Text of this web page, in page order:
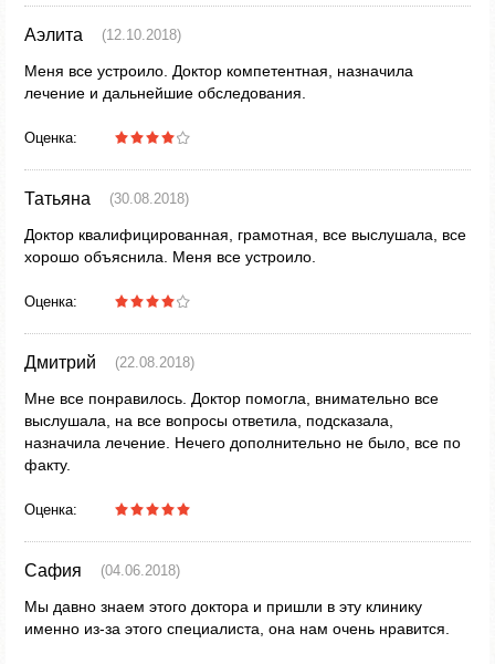
Аэлита (12.10.2018)
Меня все устроило. Доктор компетентная, назначила
лечение и дальнейшие обследования.
Оценка:
Татьяна (30.08.2018)
Доктор квалифицированная, грамотная, все выслушала, все
хорошо объяснила. Меня все устроило.
Оценка:
Дмитрий (22.08.2018)
Мне все понравилось. Доктор помогла, внимательно все
выслушала, на все вопросы ответила, подсказала,
назначила лечение. Нечего дополнительно не было, все по
факту.
Оценка:
Сафия (04.06.2018)
Мы давно знаем этого доктора и пришли в эту клинику
именно из-за этого специалиста, она нам очень нравится.